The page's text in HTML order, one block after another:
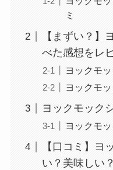
ミ
【まずい？】
べた感想をレ
ヨックモ
ヨックモ
ヨックモック
ヨックモ
【口コミ】ヨ
い？美味しい